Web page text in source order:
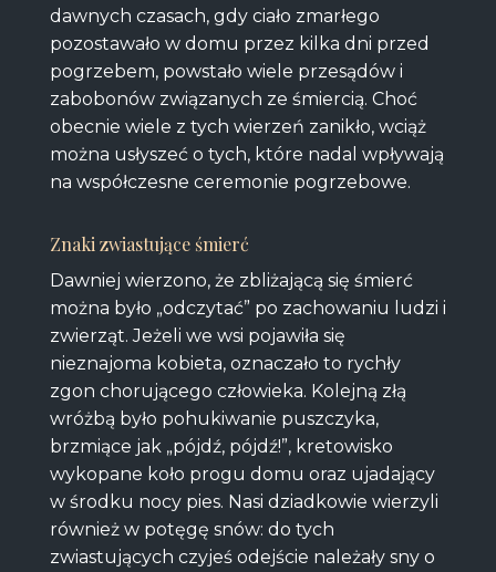
dawnych czasach, gdy ciało zmarłego
pozostawało w domu przez kilka dni przed
pogrzebem, powstało wiele przesądów i
zabobonów związanych ze śmiercią. Choć
obecnie wiele z tych wierzeń zanikło, wciąż
można usłyszeć o tych, które nadal wpływają
na współczesne ceremonie pogrzebowe.
Znaki zwiastujące śmierć
Dawniej wierzono, że zbliżającą się śmierć
można było „odczytać” po zachowaniu ludzi i
zwierząt. Jeżeli we wsi pojawiła się
nieznajoma kobieta, oznaczało to rychły
zgon chorującego człowieka. Kolejną złą
wróżbą było pohukiwanie puszczyka,
brzmiące jak „pójdź, pójdź!”, kretowisko
wykopane koło progu domu oraz ujadający
w środku nocy pies. Nasi dziadkowie wierzyli
również w potęgę snów: do tych
zwiastujących czyjeś odejście należały sny o